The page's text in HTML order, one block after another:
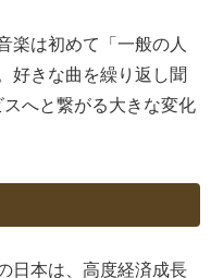
楽は初めて「一般の人
好きな曲を繰り返し聞
へと繋がる大きな変化
日本は、高度経済成長